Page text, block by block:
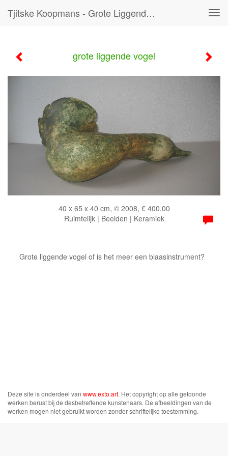
Tjitske Koopmans - Grote Liggende Vogel
grote liggende vogel
40 x 65 x 40 cm, © 2008, € 400,00
Ruimtelijk | Beelden | Keramiek
Grote liggende vogel of is het meer een blaasinstrument?
Deze site is onderdeel van www.exto.art. Het copyright op alle getoonde
werken berust bij de desbetreffende kunstenaars. De afbeeldingen van de
werken mogen niet gebruikt worden zonder schriftelijke toestemming.